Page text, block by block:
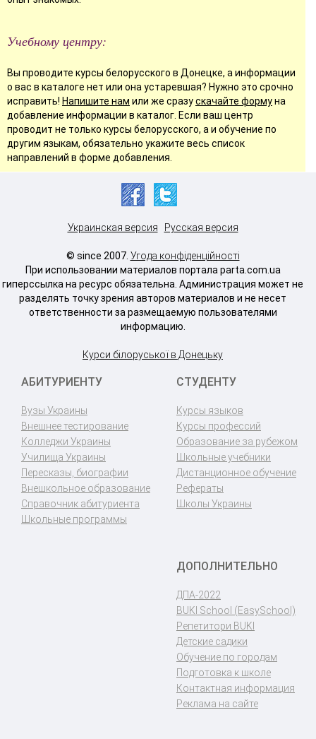
Учебному центру:
Вы проводите курсы белорусского в Донецке, а информации
о вас в каталоге нет или она устаревшая? Нужно это срочно
исправить! Напишите нам или же сразускачайте формуна
добавление информации в каталог. Если ваш центр
проводит не только курсы белорусского, а и обучение по
другим языкам, обязательно укажите весь список
направлений в форме добавления.
Украинская версия Русская версия
© since 2007. Угода конфіденційності
При использовании материалов портала parta.com.ua
гиперссылка на ресурс обязательна. Администрация может не
разделять точку зрения авторов материалов и не несет
ответственности за размещаемую пользователями
информацию.
Курси білоруської в Донецьку
АБИТУРИЕНТУ
Вузы Украины
Внешнее тестирование
Колледжи Украины
Училища Украины
Пересказы, биографии
Внешкольное образование
Справочник абитуриента
Школьные программы
СТУДЕНТУ
Курсы языков
Курсы профессий
Образование за рубежом
Школьные учебники
Дистанционное обучение
Рефераты
Школы Украины
ДОПОЛНИТЕЛЬНО
ДПА-2022
BUKI School (EasySchool)
Репетитори BUKI
Детские садики
Обучение по городам
Подготовка к школе
Контактная информация
Реклама на сайте